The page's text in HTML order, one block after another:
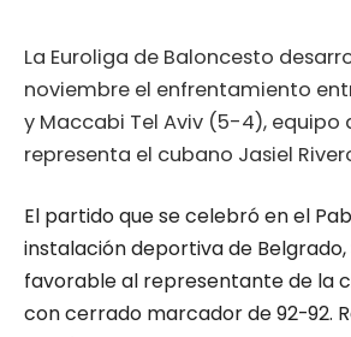
La Euroliga de Baloncesto
noviembre el enfrentamiento
y Maccabi Tel Aviv (5-4), equipo
representa el cubano Jasiel
El partido que se celebró en el
instalación deportiva de
favorable al representante de la
con cerrado marcador de 92-92.